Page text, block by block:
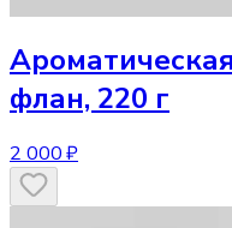
флан, 220 г
2 000 ₽